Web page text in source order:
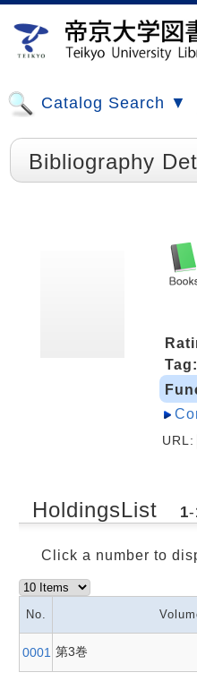
Catalog Search ▼
Bibliography
Tag:
URL:
HoldingsList 1-
Click a number to
No.
0001 第3巻